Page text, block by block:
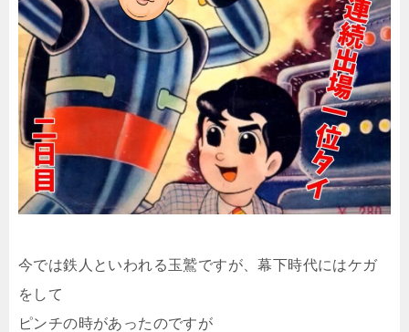
今では鉄人といわれる玉鷲ですが、幕下時代にはケガ
をして
ピンチの時があったのですが